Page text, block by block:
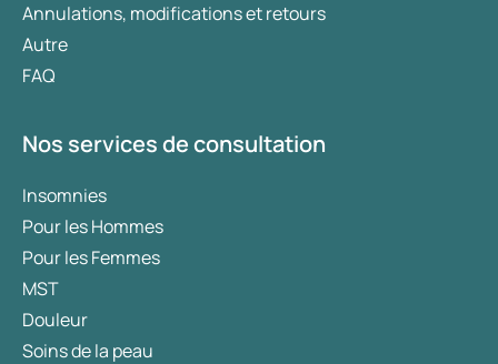
Annulations, modifications et retours
Autre
FAQ
Nos services de consultation
Insomnies
Pour les Hommes
Pour les Femmes
MST
Douleur
Soins de la peau